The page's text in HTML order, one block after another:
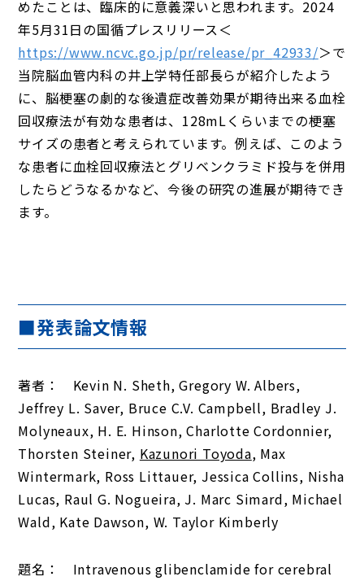
めたことは、臨床的に意義深いと思われます。2024
年5月31日の国循プレスリリース＜
https://www.ncvc.go.jp/pr/release/pr_42933/＞で
当院脳血管内科の井上学特任部長らが紹介したよう
に、脳梗塞の劇的な後遺症改善効果が期待出来る血栓
回収療法が有効な患者は、128mLくらいまでの梗塞
サイズの患者と考えられています。例えば、このよう
な患者に血栓回収療法とグリベンクラミド投与を併用
したらどうなるかなど、今後の研究の進展が期待でき
ます。
■発表論文情報
著者： Kevin N. Sheth, Gregory W. Albers,
Jeffrey L. Saver, Bruce C.V. Campbell, Bradley J.
Molyneaux, H. E. Hinson, Charlotte Cordonnier,
Thorsten Steiner, Kazunori Toyoda, Max
Wintermark, Ross Littauer, Jessica Collins, Nisha
Lucas, Raul G. Nogueira, J. Marc Simard, Michael
Wald, Kate Dawson, W. Taylor Kimberly
題名： Intravenous glibenclamide for cerebral